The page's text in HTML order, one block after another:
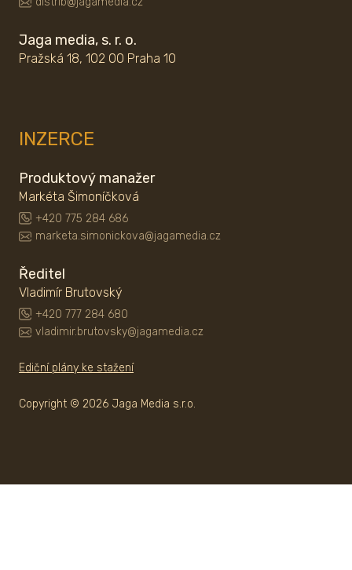
Jaga media, s. r. o.
Pražská 18, 102 00 Praha 10
INZERCE
Produktový manažer
Markéta Šimoníčková
+420 775 284 686
marketa.simonickova@jagamedia.cz
Ředitel
Vladimír Brutovský
+420 777 284 680
vladimir.brutovsky@jagamedia.cz
Ediční plány ke stažení
Copyright © 2026 Jaga Media s.r.o.